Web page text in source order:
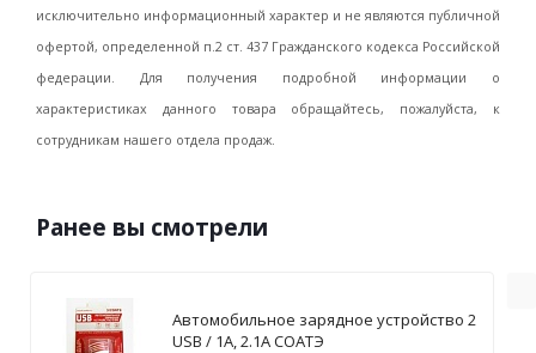
исключительно информационный характер и не являются публичной
офертой, определенной п.2 ст. 437 Гражданского кодекса Российской
федерации. Для получения подробной информации о
характеристиках данного товара обращайтесь, пожалуйста, к
сотрудникам нашего отдела продаж.
Ранее вы смотрели
Автомобильное зарядное устройство 2
USB / 1А, 2.1А СОАТЭ